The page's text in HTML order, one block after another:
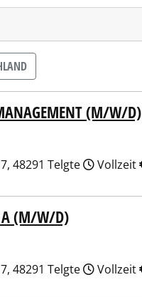
(M/W/D)
48291 Telgte
Vollzeit
(M/W/D)
48291 Telgte
Vollzeit